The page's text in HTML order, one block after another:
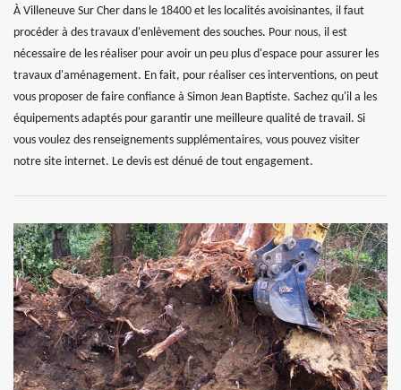
À Villeneuve Sur Cher dans le 18400 et les localités avoisinantes, il faut
procéder à des travaux d'enlèvement des souches. Pour nous, il est
nécessaire de les réaliser pour avoir un peu plus d'espace pour assurer les
travaux d'aménagement. En fait, pour réaliser ces interventions, on peut
vous proposer de faire confiance à Simon Jean Baptiste. Sachez qu'il a les
équipements adaptés pour garantir une meilleure qualité de travail. Si
vous voulez des renseignements supplémentaires, vous pouvez visiter
notre site internet. Le devis est dénué de tout engagement.